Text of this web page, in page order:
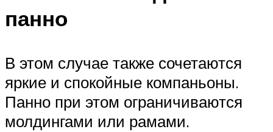
панно
В этом случае также сочетаются
яркие и спокойные компаньоны.
Панно при этом ограничиваются
молдингами или рамами.